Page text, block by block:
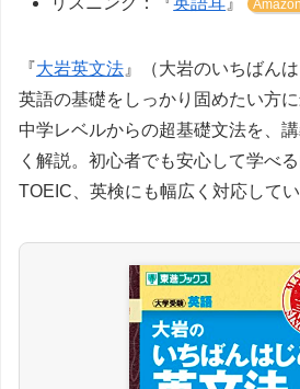
Amazon
『大岩英文法 』（大岩のいちばん
英語の基礎をしっかり固めたい方に
中学レベルからの超基礎文法を、
く解説。初心者でも安心して学べ
TOEIC、英検にも幅広く対応してい